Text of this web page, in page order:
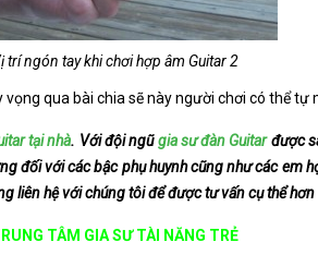
trí ngón tay khi chơi hợp âm Guitar 2
qua bài chia sẽ này người chơi có thể
tại nhà. Với đội ngũgia sư đàn Guitarđược
đối với các bậc phụ huynh cũng như các em
liên hệ với chúng tôi để được tư vấn cụ thể hơn
TÂM GIA SƯ TÀI NĂNG TRẺ